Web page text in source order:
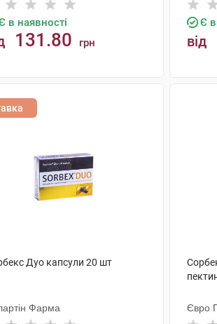
в наявності
131.80 грн
Є в
від
Дуо капсули 20 шт
Фарма Євро